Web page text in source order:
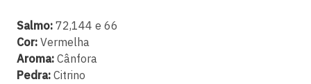
Salmo: 72,144 e 66
Cor: Vermelha
Aroma: Cânfora
Pedra: Citrino